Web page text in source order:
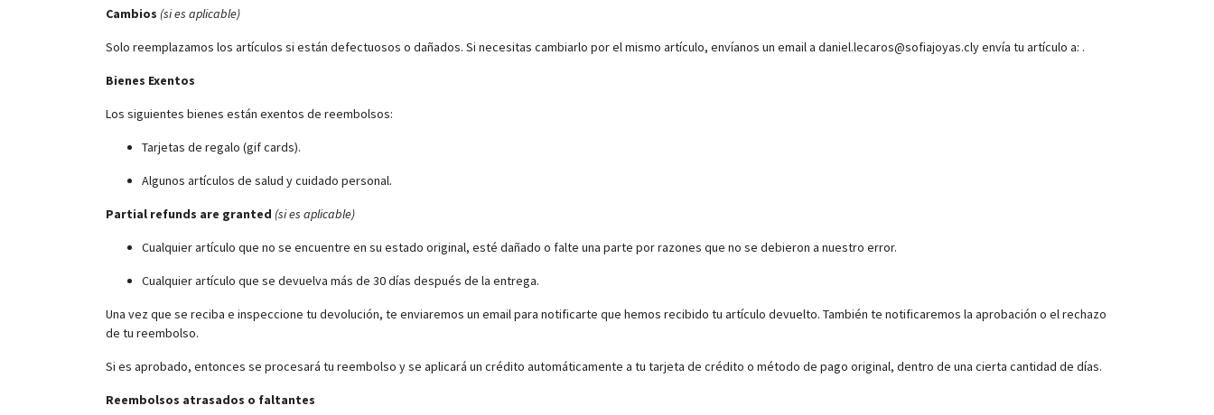
Cambios (si es aplicable)
Solo reemplazamos los artículos si están defectuosos o dañados. Si necesitas cambiarlo por el mismo artículo, envíanos un email a daniel.lecaros@sofiajoyas.cly envía tu artículo a: .
Bienes Exentos
Los siguientes bienes están exentos de reembolsos:
Tarjetas de regalo (gif cards).
Algunos artículos de salud y cuidado personal.
Partial refunds are granted (si es aplicable)
Cualquier artículo que no se encuentre en su estado original, esté dañado o falte una parte por razones que no se debieron a nuestro error.
Cualquier artículo que se devuelva más de 30 días después de la entrega.
Una vez que se reciba e inspeccione tu devolución, te enviaremos un email para notificarte que hemos recibido tu artículo devuelto. También te notificaremos la aprobación o el rechazo
de tu reembolso.
Si es aprobado, entonces se procesará tu reembolso y se aplicará un crédito automáticamente a tu tarjeta de crédito o método de pago original, dentro de una cierta cantidad de días.
Reembolsos atrasados ​​o faltantes